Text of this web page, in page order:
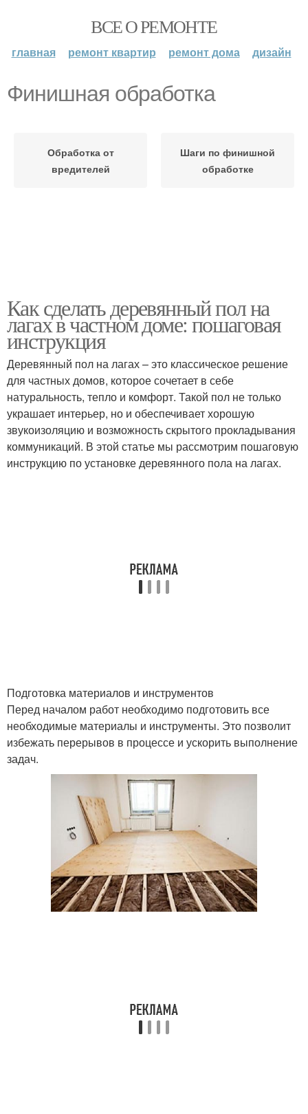
ВСЕ О РЕМОНТЕ
главная ремонт квартир ремонт дома дизайн
Финишная обработка
Обработка от
вредителей
Шаги по финишной
обработке
Как сделать деревянный пол на
лагах в частном доме: пошаговая
инструкция
Деревянный пол на лагах – это классическое решение
для частных домов, которое сочетает в себе
натуральность, тепло и комфорт. Такой пол не только
украшает интерьер, но и обеспечивает хорошую
звукоизоляцию и возможность скрытого прокладывания
коммуникаций. В этой статье мы рассмотрим пошаговую
инструкцию по установке деревянного пола на лагах.
Подготовка материалов и инструментов
Перед началом работ необходимо подготовить все
необходимые материалы и инструменты. Это позволит
избежать перерывов в процессе и ускорить выполнение
задач.